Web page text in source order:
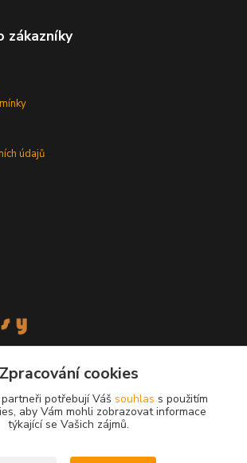
zákazníky
údajů
Zpracování cookies
potřebují Váš souhlas s použitím
aby Vám mohli zobrazovat informace
týkající se Vašich zájmů.